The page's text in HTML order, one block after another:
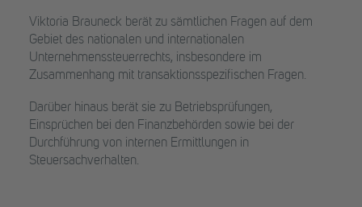
Viktoria Brauneck berät zu sämtlichen Fragen auf dem
Gebiet des nationalen und internationalen
Unternehmenssteuerrechts, insbesondere im
Zusammenhang mit transaktionsspezifischen Fragen.
Darüber hinaus berät sie zu Betriebsprüfungen,
Einsprüchen bei den Finanzbehörden sowie bei der
Durchführung von internen Ermittlungen in
Steuersachverhalten.